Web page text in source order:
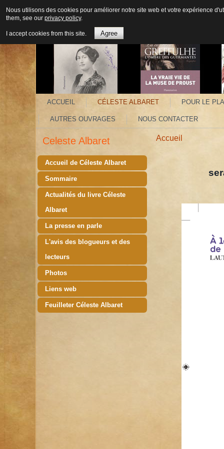
ACCUEIL CÉLESTE ALBARET POUR LE
AUTRES OUVRAGES NOUS CONTACTER
Celeste Albaret
Accueil de Céleste Albaret
Sommaire
Actualités du livre Céleste
Albaret
La presse en parle
L'avis des blogueurs et des
lecteurs
Photos
Liens web
Feuilleter Céleste Albaret
Accueil
sera
Nous utilisons des cookies pour améliorer notre site web et votre expérience
them, see our privacy policy.
I accept cookies from this site. Agree